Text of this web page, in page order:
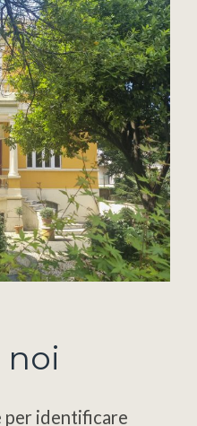
noi
identificare